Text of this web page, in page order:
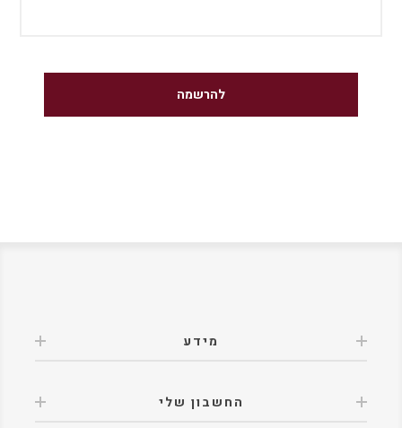
מידע
החשבון שלי